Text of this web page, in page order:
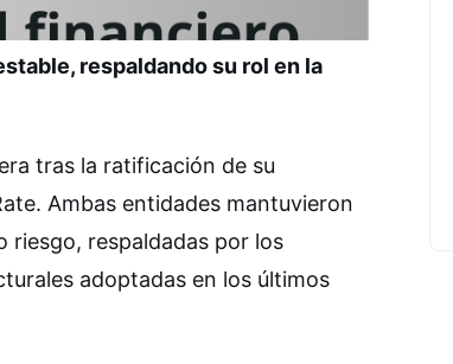
respaldando su rol en la
tras la ratificación de su
Ambas entidades mantuvieron
riesgo, respaldadas por los
adoptadas en los últimos